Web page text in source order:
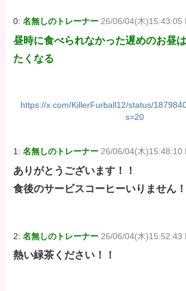
0:名無しのトレーナー 26/06/04(木)15:43:05
昼時に食べられなかった遅めのお昼
たくなる
https://x.com/KillerFurball12/status/
s=20
1:名無しのトレーナー 26/06/04(木)15:48:10
ありがとうございます！！
食後のサービスコーヒーいりません！
2:名無しのトレーナー 26/06/04(木)15:52:43
熱い緑茶ください！！